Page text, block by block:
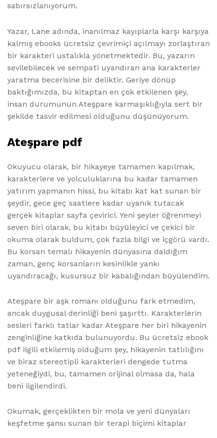
sabırsızlanıyorum.
Yazar, Lane adında, inanılmaz kayıplarla karşı karşıya
kalmış ebooks ücretsiz çevrimiçi açılmayı zorlaştıran
bir karakteri ustalıkla yönetmektedir. Bu, yazarın
sevilebilecek ve sempati uyandıran ana karakterler
yaratma becerisine bir deliktir. Geriye dönüp
baktığımızda, bu kitaptan en çok etkilenen şey,
insan durumunun Ateşpare karmaşıklığıyla sert bir
şekilde tasvir edilmesi olduğunu düşünüyorum.
Ateşpare pdf
Okuyucu olarak, bir hikayeye tamamen kapılmak,
karakterlere ve yolculuklarına bu kadar tamamen
yatırım yapmanın hissi, bu kitabı kat kat sunan bir
şeydir, gece geç saatlere kadar uyanık tutacak
gerçek kitaplar sayfa çevirici. Yeni şeyler öğrenmeyi
seven biri olarak, bu kitabı büyüleyici ve çekici bir
okuma olarak buldum, çok fazla bilgi ve içgörü vardı.
Bu korsan temalı hikayenin dünyasına daldığım
zaman, genç korsanların kesinlikle yankı
uyandıracağı, kusursuz bir kabalığından büyülendim.
Ateşpare bir aşk romanı olduğunu fark etmedim,
ancak duygusal derinliği beni şaşırttı. Karakterlerin
sesleri farklı tatlar kadar Ateşpare her biri hikayenin
zenginliğine katkıda bulunuyordu. Bu ücretsiz ebook
pdf ilgili etkilemiş olduğum şey, hikayenin tatlılığını
ve biraz stereotipli karakterleri dengede tutma
yeteneğiydi, bu, tamamen orijinal olmasa da, hala
beni ilgilendirdi.
Okumak, gerçeklikten bir mola ve yeni dünyaları
keşfetme şansı sunan bir terapi biçimi kitaplar